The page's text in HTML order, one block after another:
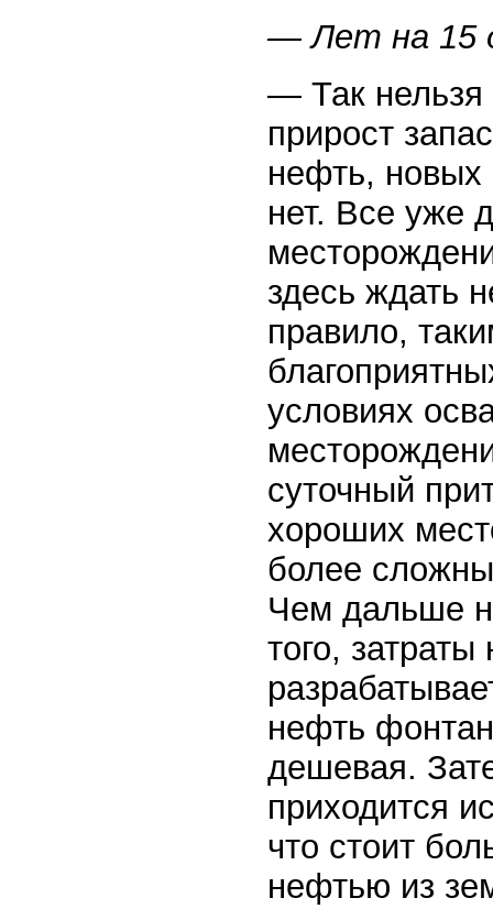
— Лет на 15
— Так нельзя
прирост
нефть, новых
нет. Все уже
здесь ждать
правило,
условиях
суточный
хороших
более
Чем дальше
того,
нефть
дешевая.
приходится
что стоит
нефтью из